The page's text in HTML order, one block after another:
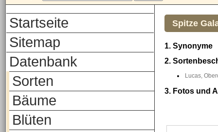
Startseite
Sitemap
Datenbank
Sorten
Bäume
Blüten
Spitze
1. Synonyme
2.
Lucas,
3. Fotos und